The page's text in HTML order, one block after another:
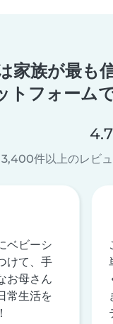
家族が最も
トフォーム
3,400件以上のレビ
ベビーシ
けて、手
お母さん
常生活を